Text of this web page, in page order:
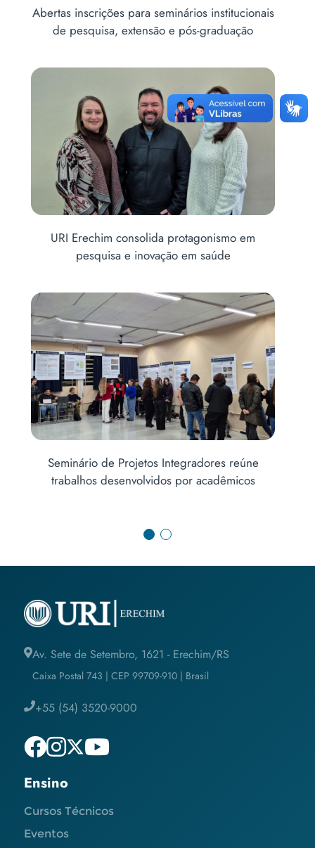
Acadêmicos de Medicina realizam ação
educativa para prevenção às drogas
Coordenador de Medicina participa da 10ª
Conferência Municipal de Saúde de Erechim
Um alerta à saúde pública: pesquisas revelam
impactos no uso do cigarro eletrônico
Av. Sete de Setembro, 1621 - Erechim/RS
Caixa Postal 743 | CEP 99709-910 | Brasil
+55 (54) 3520-9000
Ensino
Cursos Técnicos
Eventos